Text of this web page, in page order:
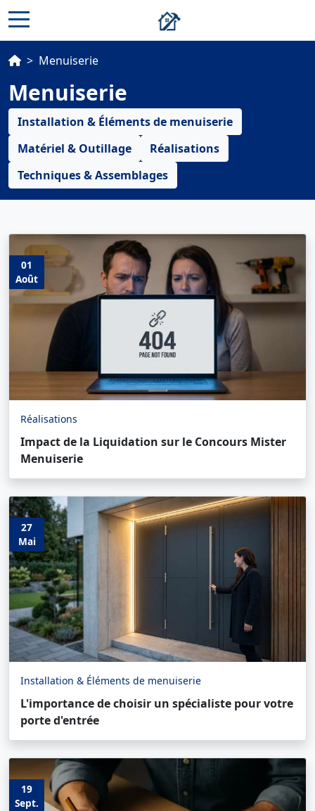
> Menuiserie
Menuiserie
Installation & Éléments de menuiserie
Matériel & Outillage
Réalisations
Techniques & Assemblages
01
Août
Réalisations
Impact de la Liquidation sur le Concours Mister
Menuiserie
27
Mai
Installation & Éléments de menuiserie
L'importance de choisir un spécialiste pour votre
porte d'entrée
19
Sept.